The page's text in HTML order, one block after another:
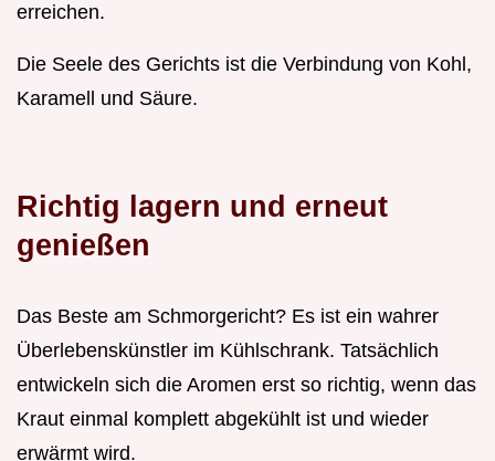
erreichen.
Die Seele des Gerichts ist die Verbindung von Kohl,
Karamell und Säure.
Richtig lagern und erneut
genießen
Das Beste am Schmorgericht? Es ist ein wahrer
Überlebenskünstler im Kühlschrank. Tatsächlich
entwickeln sich die Aromen erst so richtig, wenn das
Kraut einmal komplett abgekühlt ist und wieder
erwärmt wird.